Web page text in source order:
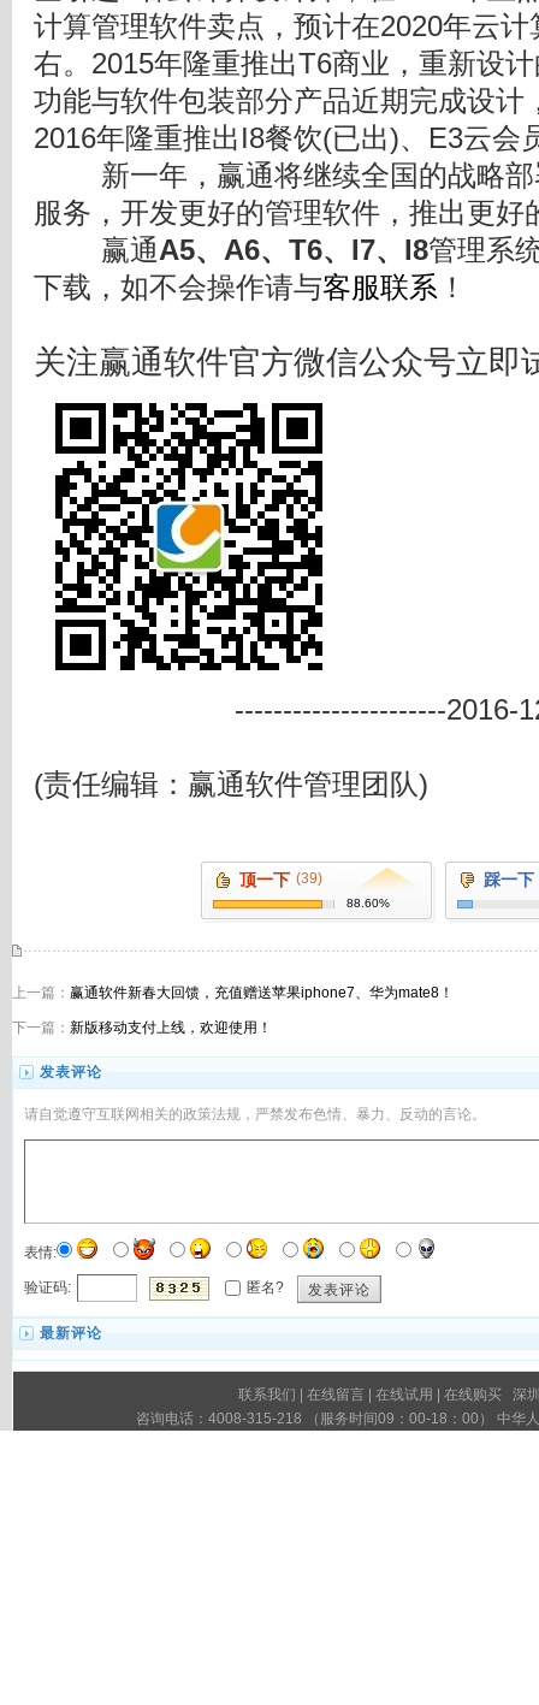
计算管理软件卖点，预计在2020年云
右。2015年隆重推出T6商业，重新设
功能与软件包装部分产品近期完成设计
2016年隆重推出I8餐饮(已出)、E3云会
新一年，赢通将继续全国的战略部
服务，开发更好的管理软件，推出更
赢通A5、A6、T6、I7、I8管理系
下载，如不会操作请与客服联系 ！
关注赢通软件官方微信公众号立即
----------------------
(责任编辑：赢通软件管理团队)
顶一下 (39)
88.60%
踩一下
上一篇： 赢通软件新春大回馈，充值赠送苹果iphone7、华为mate8！
下一篇： 新版移动支付上线，欢迎使用！
发表评论
请自觉遵守互联网相关的政策法规，严禁发布色情、暴力、反动的言论。
表情:
验证码: 匿名? 发表评论
最新评论
联系我们 在线留言 在线试用 在线购买 深
咨询电话：4008-315-218 （服务时间09：00-18：00） 中华